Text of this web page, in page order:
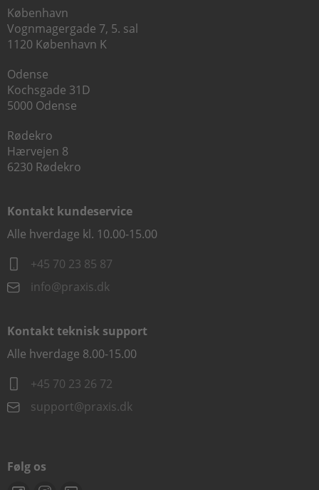
København
Vognmagergade 7, 5. sal
1120 København K
Odense
Kochsgade 31D
5000 Odense
Rødekro
Hærvejen 8
6230 Rødekro
Kontakt kundeservice
Alle hverdage kl. 10.00-15.00
+45 70 23 85 87
info@praxis.dk
Kontakt teknisk support
Alle hverdage 8.00-15.00
+45 70 23 26 72
support@praxis.dk
Følg os